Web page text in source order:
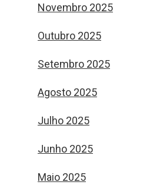
Novembro 2025
Outubro 2025
Setembro 2025
Agosto 2025
Julho 2025
Junho 2025
Maio 2025